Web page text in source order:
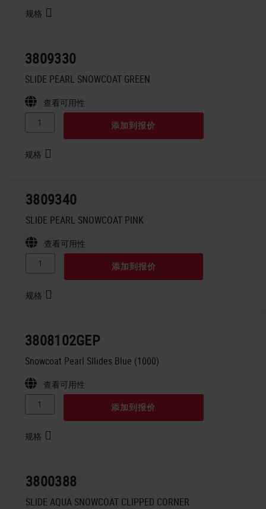
规格
3809330
SLIDE PEARL SNOWCOAT GREEN
查看可用性
添加到报价
规格
3809340
SLIDE PEARL SNOWCOAT PINK
查看可用性
添加到报价
规格
3808102GEP
Snowcoat Pearl Sllides Blue (1000)
查看可用性
添加到报价
规格
3800388
SLIDE AQUA SNOWCOAT CLIPPED CORNER